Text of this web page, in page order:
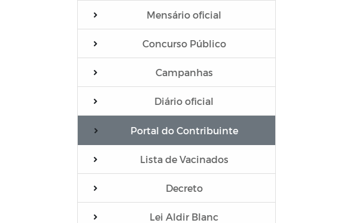
Mensário oficial
Concurso Público
Campanhas
Diário oficial
Portal do Contribuinte
Lista de Vacinados
Decreto
Lei Aldir Blanc